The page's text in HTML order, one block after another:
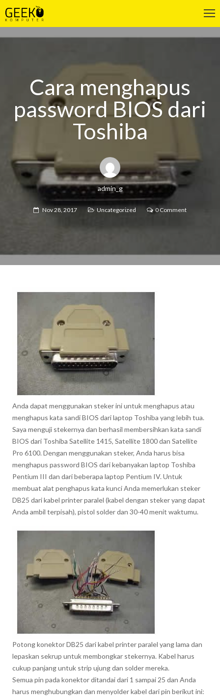
Cara menghapus
password BIOS dari
Toshiba
admin_g
Nov 28, 2017 Uncategorized 0 Comment
Anda dapat menggunakan steker ini untuk menghapus atau
menghapus kata sandi BIOS dari laptop Toshiba yang lebih tua.
Saya menguji stekernya dan berhasil membersihkan kata sandi
BIOS dari Toshiba Satellite 1415, Satellite 1800 dan Satellite
Pro 6100. Dengan menggunakan steker, Anda harus bisa
menghapus password BIOS dari kebanyakan laptop Toshiba
Pentium III dan dari beberapa laptop Pentium IV. Untuk
membuat alat penghapus kata kunci Anda memerlukan steker
DB25 dari kabel printer paralel (kabel dengan steker yang dapat
Anda ambil terpisah), pistol solder dan 30-40 menit waktumu.
Potong konektor DB25 dari kabel printer paralel yang lama dan
lepaskan sekrup untuk membongkar stekernya. Kabel harus
cukup panjang untuk strip ujung dan solder mereka.
Semua pin pada konektor ditandai dari 1 sampai 25 dan Anda
harus menghubungkan dan menyolder kabel dari pin berikut ini: